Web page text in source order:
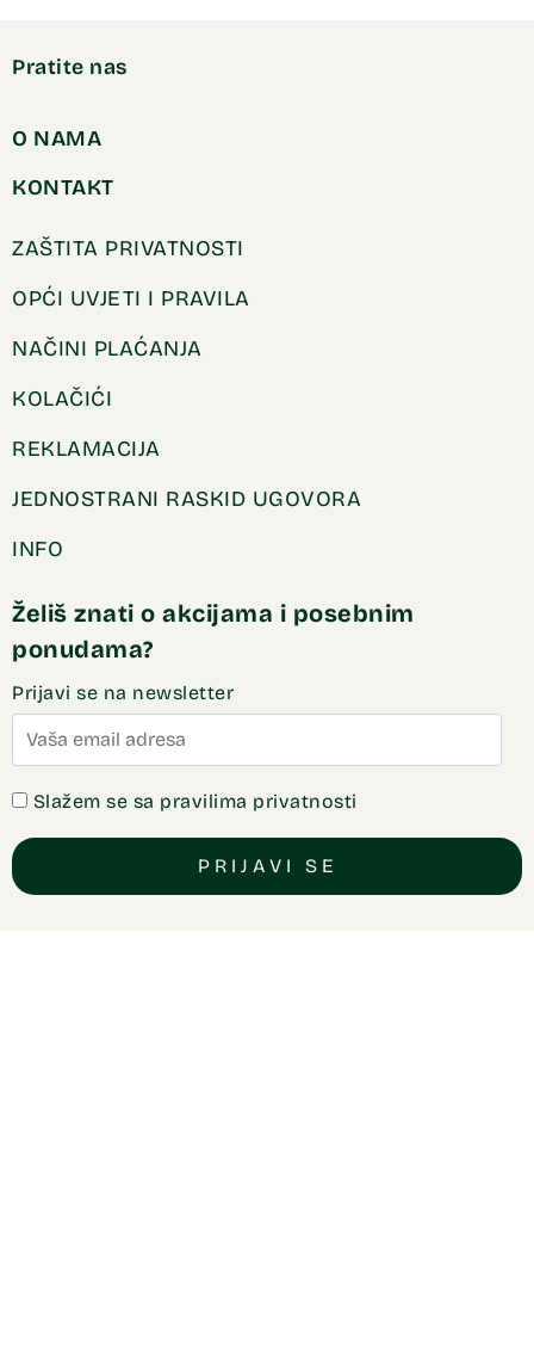
Pratite nas
O NAMA
KONTAKT
ZAŠTITA PRIVATNOSTI
OPĆI UVJETI I PRAVILA
NAČINI PLAĆANJA
KOLAČIĆI
REKLAMACIJA
JEDNOSTRANI RASKID UGOVORA
INFO
Želiš znati o akcijama i posebnim
ponudama?
Prijavi se na newsletter
Slažem se sa pravilima privatnosti